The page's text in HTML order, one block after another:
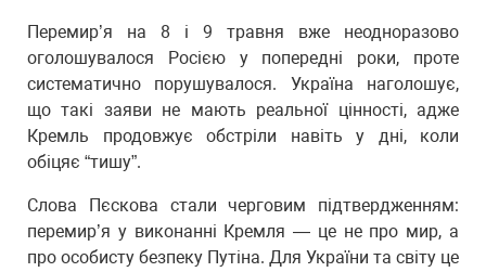
Перемир’я на 8 і 9 травня вже неодноразово
оголошувалося Росією у попередні роки, проте
систематично порушувалося. Україна наголошує,
що такі заяви не мають реальної цінності, адже
Кремль продовжує обстріли навіть у дні, коли
обіцяє “тишу”.
Слова Пєскова стали черговим підтвердженням:
перемир’я у виконанні Кремля — це не про мир, а
про особисту безпеку Путіна. Для України та світу це